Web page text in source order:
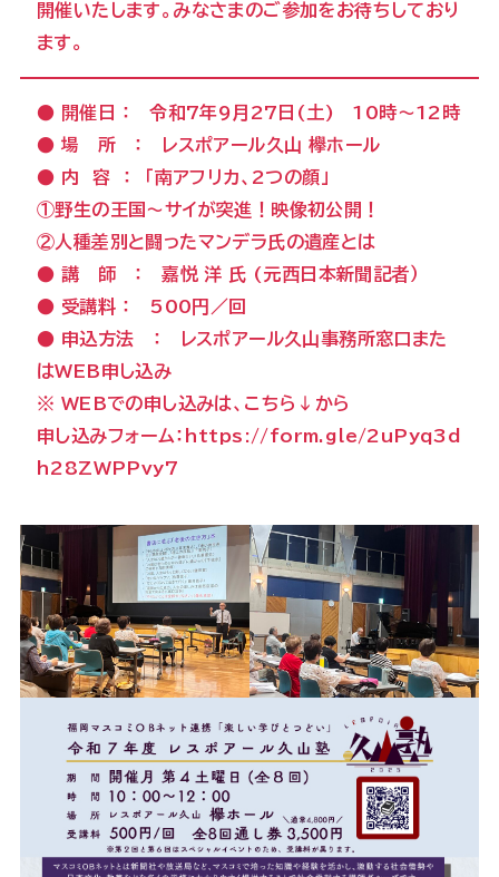
開催いたします。みなさまのご参加をお待ちしており
ます。
● 開催日 ： 令和7年9月27日(土) 10時～12時
● 場 所 ： レスポアール久山 欅ホール
● 内 容 ： 「南アフリカ、2つの顔」
①野生の王国～サイが突進！映像初公開！
②人種差別と闘ったマンデラ氏の遺産とは
● 講 師 ： 嘉悦 洋 氏 (元西日本新聞記者）
● 受講料 ： 500円／回
● 申込方法 ： レスポアール久山事務所窓口また
はWEB申し込み
※ WEBでの申し込みは、 こちら↓ から
申し込みフォーム： https://form.gle/2uPyq3d
h28ZWPPvy7